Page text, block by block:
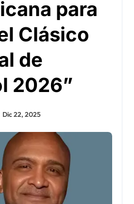
para
Clásico
de
2026”
Dic 22, 2025